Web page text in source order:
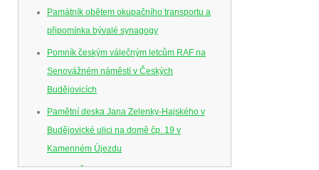
Památník obětem okupačního transportu a
připomínka bývalé synagogy
Pomník českým válečným letcům RAF na
Senovážném náměstí v Českých
Budějovicích
Pamětní deska Jana Zelenky-Hajského v
Budějovické ulici na domě čp. 19 v
Kamenném Újezdu